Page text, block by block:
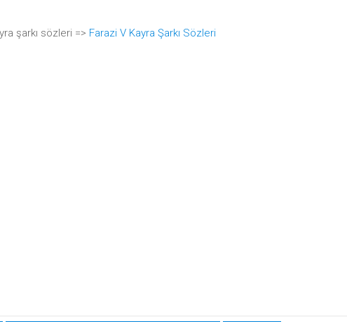
şarkı sözleri => Farazi V Kayra Şarkı Sözleri